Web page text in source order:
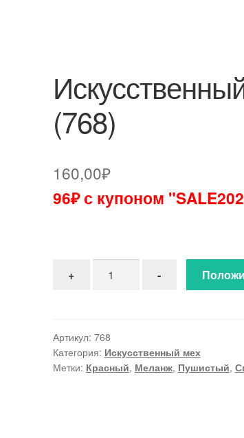
(768)
160,00₽
96₽ с купоном
+ Количество товара
-
Артикул: 768
Категория: Искусственный мех
Метки: Красный, Меланж, Пушистый,